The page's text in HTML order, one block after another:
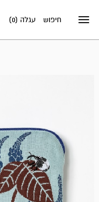
Toggle
עגלה (0) חיפוש